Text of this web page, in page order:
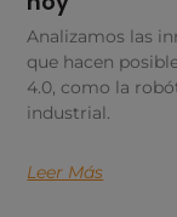
Analizamos las
que hacen
4.0, como la
industrial.
Leer Más